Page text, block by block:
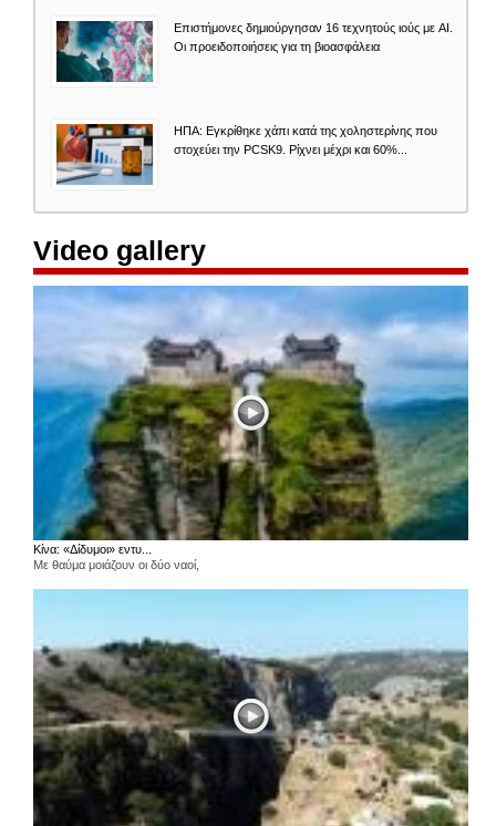
Επιστήμονες δημιούργησαν 16 τεχνητούς ιούς με AI.
Οι προειδοποιήσεις για τη βιοασφάλεια
ΗΠΑ: Εγκρίθηκε χάπι κατά της χοληστερίνης που
στοχεύει την PCSK9. Ρίχνει μέχρι και 60%...
Video gallery
Κίνα: «Δίδυμοι» εντυ...
Με θαύμα μοιάζουν οι δύο ναοί,